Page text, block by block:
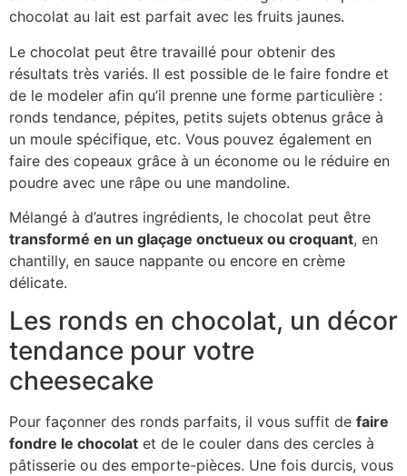
chocolat au lait est parfait avec les fruits jaunes.
Le chocolat peut être travaillé pour obtenir des
résultats très variés. Il est possible de le faire fondre et
de le modeler afin qu’il prenne une forme particulière :
ronds tendance, pépites, petits sujets obtenus grâce à
un moule spécifique, etc. Vous pouvez également en
faire des copeaux grâce à un économe ou le réduire en
poudre avec une râpe ou une mandoline.
Mélangé à d’autres ingrédients, le chocolat peut être
transformé en un glaçage onctueux ou croquant, en
chantilly, en sauce nappante ou encore en crème
délicate.
Les ronds en chocolat, un décor
tendance pour votre
cheesecake
Pour façonner des ronds parfaits, il vous suffit de faire
fondre le chocolat et de le couler dans des cercles à
pâtisserie ou des emporte-pièces. Une fois durcis, vous